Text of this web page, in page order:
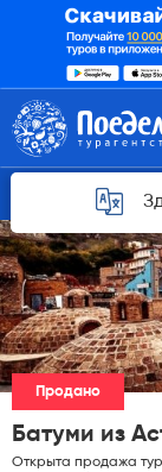
Горящие
Продано
Батуми из
Открыта продажа